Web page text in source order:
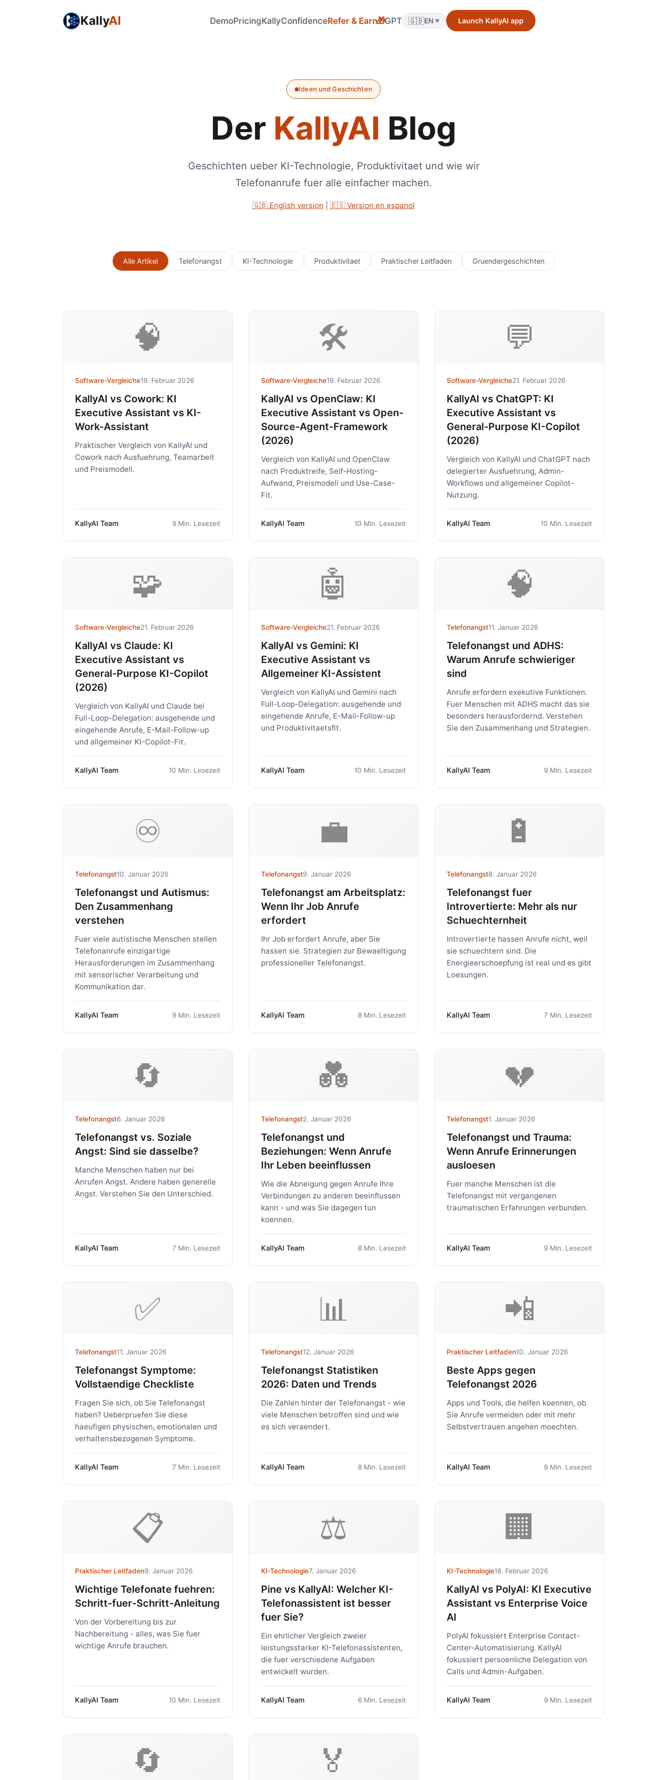
KallyAI DemoPricingKallyConfidenceRefer & Earn🎁GPT 🇬🇧EN ▼ Launch KallyAI app
Ideen und Geschichten
Der KallyAI Blog
Geschichten ueber KI-Technologie, Produktivitaet und wie wir
Telefonanrufe fuer alle einfacher machen.
🇬🇧 English version 🇪🇸 Version en espanol
Alle Artikel Telefonangst KI-Technologie Produktivitaet Praktischer Leitfaden Gruendergeschichten
🧠
Software-Vergleiche19. Februar 2026
KallyAI vs Cowork: KI
Executive Assistant vs KI-
Work-Assistant
Praktischer Vergleich von KallyAI und
Cowork nach Ausfuehrung, Teamarbeit
und Preismodell.
KallyAI Team 9 Min. Lesezeit
🛠️
Software-Vergleiche19. Februar 2026
KallyAI vs OpenClaw: KI
Executive Assistant vs Open-
Source-Agent-Framework
(2026)
Vergleich von KallyAI und OpenClaw
nach Produktreife, Self-Hosting-
Aufwand, Preismodell und Use-Case-
Fit.
KallyAI Team 10 Min. Lesezeit
💬
Software-Vergleiche21. Februar 2026
KallyAI vs ChatGPT: KI
Executive Assistant vs
General-Purpose KI-Copilot
(2026)
Vergleich von KallyAI und ChatGPT nach
delegierter Ausfuehrung, Admin-
Workflows und allgemeiner Copilot-
Nutzung.
KallyAI Team 10 Min. Lesezeit
🧩
Software-Vergleiche21. Februar 2026
KallyAI vs Claude: KI
Executive Assistant vs
General-Purpose KI-Copilot
(2026)
Vergleich von KallyAI und Claude bei
Full-Loop-Delegation: ausgehende und
eingehende Anrufe, E-Mail-Follow-up
und allgemeiner KI-Copilot-Fit.
KallyAI Team 10 Min. Lesezeit
🤖
Software-Vergleiche21. Februar 2026
KallyAI vs Gemini: KI
Executive Assistant vs
Allgemeiner KI-Assistent
Vergleich von KallyAI und Gemini nach
Full-Loop-Delegation: ausgehende und
eingehende Anrufe, E-Mail-Follow-up
und Produktivitaetsfit.
KallyAI Team 10 Min. Lesezeit
🧠
Telefonangst11. Januar 2026
Telefonangst und ADHS:
Warum Anrufe schwieriger
sind
Anrufe erfordern exekutive Funktionen.
Fuer Menschen mit ADHS macht das sie
besonders herausfordernd. Verstehen
Sie den Zusammenhang und Strategien.
KallyAI Team 9 Min. Lesezeit
♾️
Telefonangst10. Januar 2026
Telefonangst und Autismus:
Den Zusammenhang
verstehen
Fuer viele autistische Menschen stellen
Telefonanrufe einzigartige
Herausforderungen im Zusammenhang
mit sensorischer Verarbeitung und
Kommunikation dar.
KallyAI Team 9 Min. Lesezeit
💼
Telefonangst9. Januar 2026
Telefonangst am Arbeitsplatz:
Wenn Ihr Job Anrufe
erfordert
Ihr Job erfordert Anrufe, aber Sie
hassen sie. Strategien zur Bewaeltigung
professioneller Telefonangst.
KallyAI Team 8 Min. Lesezeit
🔋
Telefonangst8. Januar 2026
Telefonangst fuer
Introvertierte: Mehr als nur
Schuechternheit
Introvertierte hassen Anrufe nicht, weil
sie schuechtern sind. Die
Energieerschoepfung ist real und es gibt
Loesungen.
KallyAI Team 7 Min. Lesezeit
🔄
Telefonangst6. Januar 2026
Telefonangst vs. Soziale
Angst: Sind sie dasselbe?
Manche Menschen haben nur bei
Anrufen Angst. Andere haben generelle
Angst. Verstehen Sie den Unterschied.
KallyAI Team 7 Min. Lesezeit
💑
Telefonangst2. Januar 2026
Telefonangst und
Beziehungen: Wenn Anrufe
Ihr Leben beeinflussen
Wie die Abneigung gegen Anrufe Ihre
Verbindungen zu anderen beeinflussen
kann - und was Sie dagegen tun
koennen.
KallyAI Team 8 Min. Lesezeit
💔
Telefonangst1. Januar 2026
Telefonangst und Trauma:
Wenn Anrufe Erinnerungen
ausloesen
Fuer manche Menschen ist die
Telefonangst mit vergangenen
traumatischen Erfahrungen verbunden.
KallyAI Team 9 Min. Lesezeit
✅
Telefonangst11. Januar 2026
Telefonangst Symptome:
Vollstaendige Checkliste
Fragen Sie sich, ob Sie Telefonangst
haben? Ueberpruefen Sie diese
haeufigen physischen, emotionalen und
verhaltensbezogenen Symptome.
KallyAI Team 7 Min. Lesezeit
📊
Telefonangst12. Januar 2026
Telefonangst Statistiken
2026: Daten und Trends
Die Zahlen hinter der Telefonangst - wie
viele Menschen betroffen sind und wie
es sich veraendert.
KallyAI Team 8 Min. Lesezeit
📲
Praktischer Leitfaden10. Januar 2026
Beste Apps gegen
Telefonangst 2026
Apps und Tools, die helfen koennen, ob
Sie Anrufe vermeiden oder mit mehr
Selbstvertrauen angehen moechten.
KallyAI Team 9 Min. Lesezeit
📋
Praktischer Leitfaden9. Januar 2026
Wichtige Telefonate fuehren:
Schritt-fuer-Schritt-Anleitung
Von der Vorbereitung bis zur
Nachbereitung - alles, was Sie fuer
wichtige Anrufe brauchen.
KallyAI Team 10 Min. Lesezeit
⚖️
KI-Technologie7. Januar 2026
Pine vs KallyAI: Welcher KI-
Telefonassistent ist besser
fuer Sie?
Ein ehrlicher Vergleich zweier
leistungsstarker KI-Telefonassistenten,
die fuer verschiedene Aufgaben
entwickelt wurden.
KallyAI Team 6 Min. Lesezeit
🏢
KI-Technologie18. Februar 2026
KallyAI vs PolyAI: KI Executive
Assistant vs Enterprise Voice
AI
PolyAI fokussiert Enterprise Contact-
Center-Automatisierung. KallyAI
fokussiert persoenliche Delegation von
Calls und Admin-Aufgaben.
KallyAI Team 9 Min. Lesezeit
🔄 🏅